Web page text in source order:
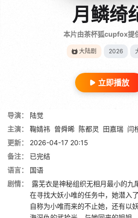
月鳞绮
本片由茶杯狐cupfox提
大陆剧 2026
立即播放
导演：
陆觉
主演：
鞠婧祎 曾舜晞 陈都灵 田嘉瑞 闫
更新：
2026-04-17 20:15
备注：
已完结
语言：
国语
剧情：
露芜衣是神秘组织无相月最小的九
在寻找大妖小唯的任务中，她潜入
自称为小唯而来的不止她，还有以